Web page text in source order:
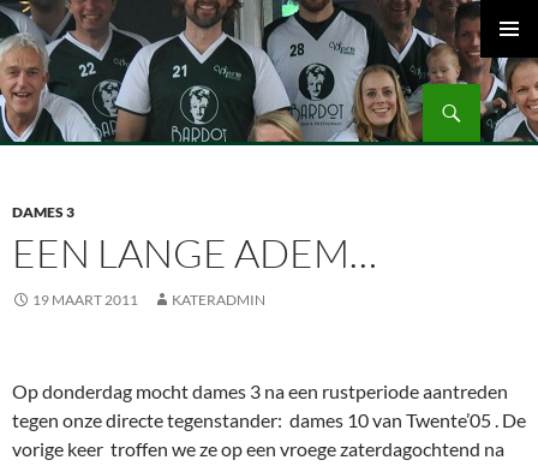
Ga
naar
de
inhoud
Volleybalvereniging Vips Bardot
Zoeken
MENU
DAMES 3
EEN LANGE ADEM…
19 MAART 2011 KATERADMIN
Op donderdag mocht dames 3 na een rustperiode aantreden
tegen onze directe tegenstander: dames 10 van Twente’05 . De
vorige keer troffen we ze op een vroege zaterdagochtend na